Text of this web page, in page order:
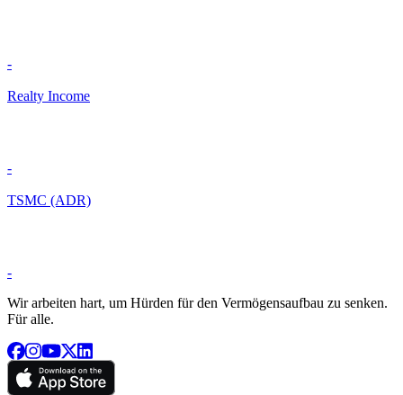
-
Realty Income
-
TSMC (ADR)
-
Wir arbeiten hart, um Hürden für den Vermögensaufbau zu senken.
Für alle.